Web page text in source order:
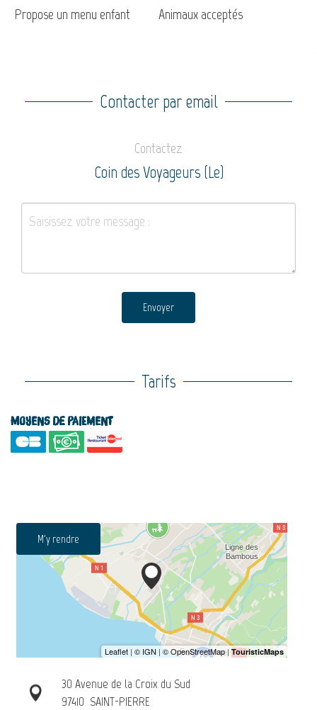
Propose un menu enfant Animaux acceptés
Contacter par email
Contactez
Coin des Voyageurs (Le)
Envoyer
Tarifs
Moyens de paiement
M'y rendre
30 Avenue de la Croix du Sud
97410 SAINT-PIERRE